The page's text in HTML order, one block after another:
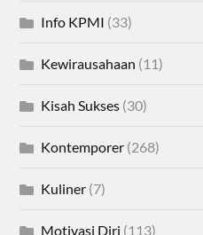
Info KPMI (33)
Kewirausahaan (11)
Kisah Sukses (30)
Kontemporer (268)
Kuliner (7)
Motivasi Diri (113)